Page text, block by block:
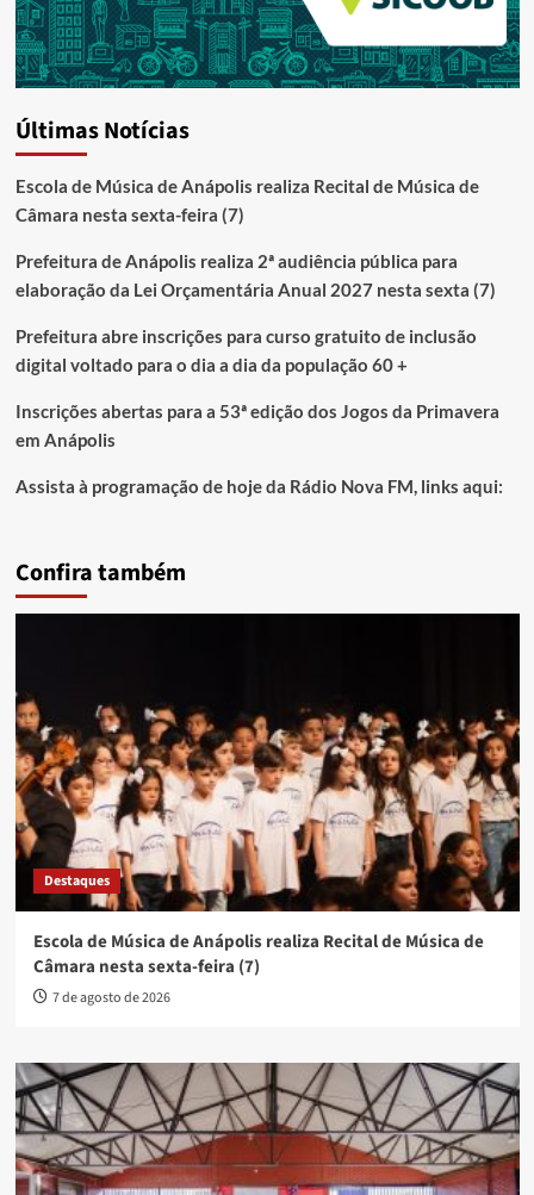
Últimas Notícias
Escola de Música de Anápolis realiza Recital de Música de
Câmara nesta sexta-feira (7)
Prefeitura de Anápolis realiza 2ª audiência pública para
elaboração da Lei Orçamentária Anual 2027 nesta sexta (7)
Prefeitura abre inscrições para curso gratuito de inclusão
digital voltado para o dia a dia da população 60 +
Inscrições abertas para a 53ª edição dos Jogos da Primavera
em Anápolis
Assista à programação de hoje da Rádio Nova FM, links aqui:
Confira também
Destaques
Escola de Música de Anápolis realiza Recital de Música de
Câmara nesta sexta-feira (7)
7 de agosto de 2026